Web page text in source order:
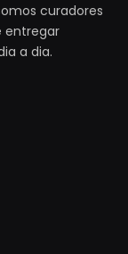
curadores
entregar
a dia.